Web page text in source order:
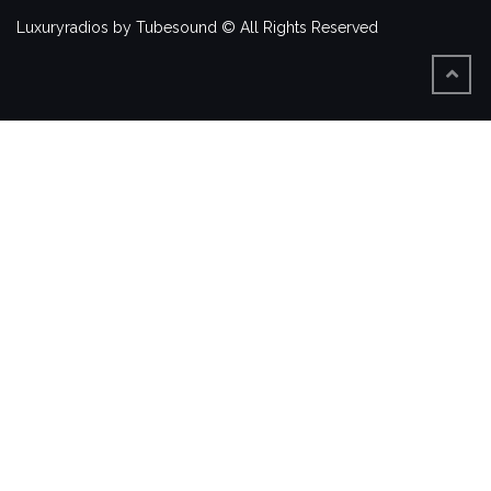
Luxuryradios by Tubesound © All Rights Reserved